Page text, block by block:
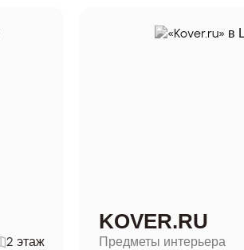
2 этаж
KOVER.RU
Предметы интерьера